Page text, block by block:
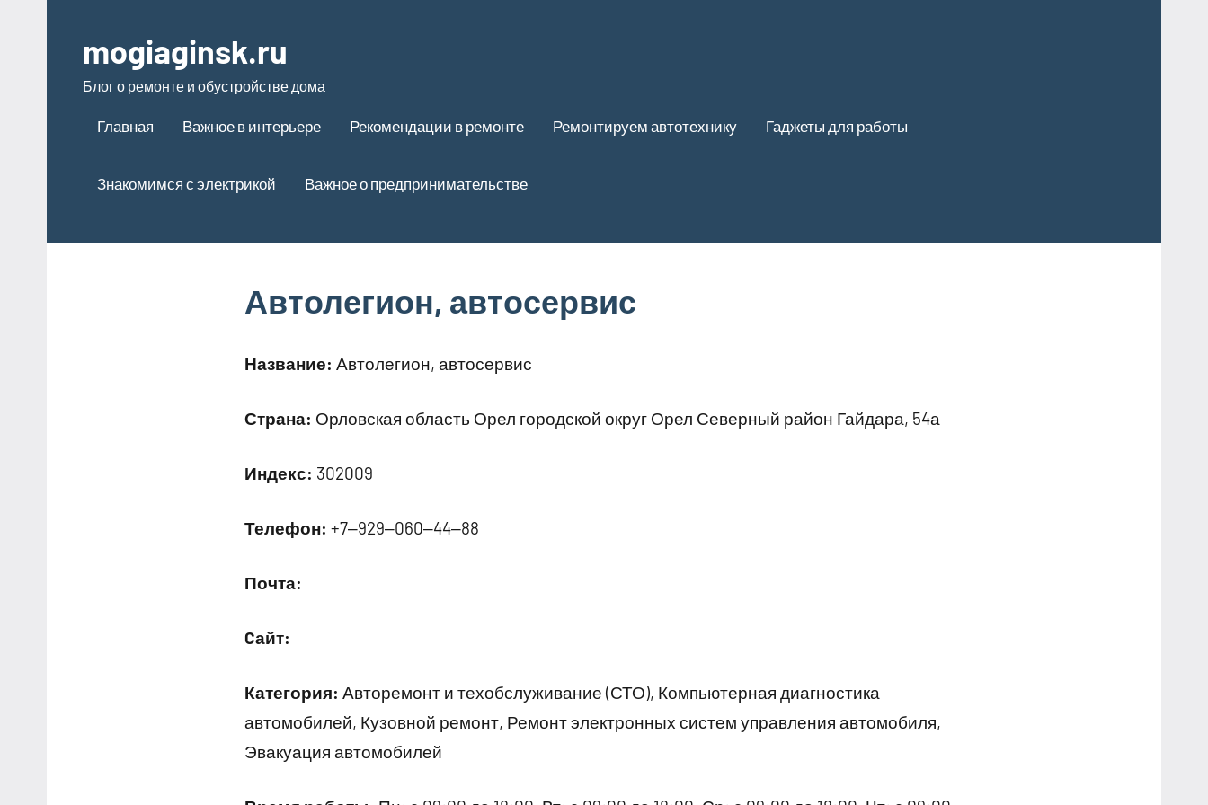
содержимому
mogiaginsk.ru
Блог о ремонте и обустройстве дома
Главная Важное в интерьере Рекомендации в ремонте Ремонтируем автотехнику Гаджеты для работы
Знакомимся с электрикой Важное о предпринимательстве
Автолегион, автосервис
Название: Автолегион, автосервис
Страна: Орловская область Орел городской округ Орел Северный район Гайдара, 54а
Индекс: 302009
Телефон: +7‒929‒060‒44‒88
Почта:
Cайт:
Категория: Авторемонт и техобслуживание (СТО), Компьютерная диагностика
автомобилей, Кузовной ремонт, Ремонт электронных систем управления автомобиля,
Эвакуация автомобилей